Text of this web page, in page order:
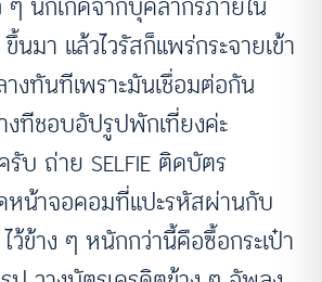
ขึ้นมา แล้วไวรัสก็แพร่กระจายเข้า
งทันทีเพราะมันเชื่อมต่อกัน
ทีชอบอัปรูปพักเที่ยงค่ะ
บ ถ่าย SELFIE ติดบัตร
น้าจอคอมที่แปะรหัสผ่านกับ
ไว้ข้าง ๆ หนักกว่านี้คือซื้อกระเป๋า